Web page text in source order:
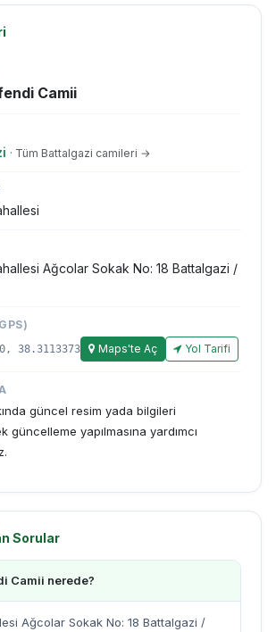
Camii
· Tüm Battalgazi camileri →
Ağcolar Sokak No: 18 Battalgazi /
38.3113373 Maps'te Aç Yol Tarifi
güncel resim yada bilgileri
güncelleme yapılmasına yardımcı
Sorular
Camii nerede?
Ağcolar Sokak No: 18 Battalgazi /